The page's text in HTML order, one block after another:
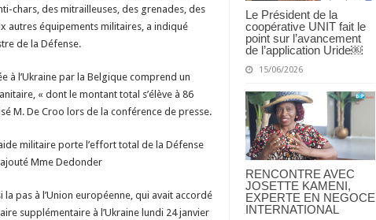
Le Président de la
coopérative UNIT fait le
point sur l’avancement
de l’application Uride￼
15/06/2026
RENCONTRE AVEC
JOSETTE KAMENI,
EXPERTE EN NEGOCE
INTERNATIONAL
chars, des mitrailleuses, des grenades, des
autres équipements militaires, a indiqué
de la Défense.
à l’Ukraine par la Belgique comprend un
« dont le montant total s’élève à 86
M. De Croo lors de la conférence de presse.
militaire porte l’effort total de la Défense
Mme Dedonder
pas à l’Union européenne, qui avait accordé
supplémentaire à l’Ukraine lundi 24 janvier